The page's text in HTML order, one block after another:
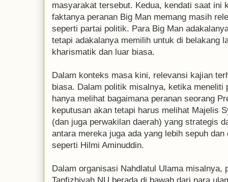
masyarakat tersebut. Kedua, kendati saat ini
faktanya peranan Big Man memang masih
seperti partai politik. Para Big Man
tetapi adakalanya memilih untuk di belakang
kharismatik dan luar biasa.
Dalam konteks masa kini, relevansi kajian
biasa. Dalam politik misalnya, ketika meneliti
hanya melihat bagaimana peranan seorang
keputusan akan tetapi harus melihat Majelis
(dan juga perwakilan daerah) yang strategis
antara mereka juga ada yang lebih sepuh
seperti Hilmi Aminuddin.
Dalam organisasi Nahdlatul Ulama misalnya,